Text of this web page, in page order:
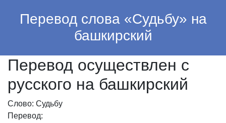
Перевод слова «Судьбу» на
башкирский
Перевод осуществлен с
русского на башкирский
Слово: Судьбу
Перевод: